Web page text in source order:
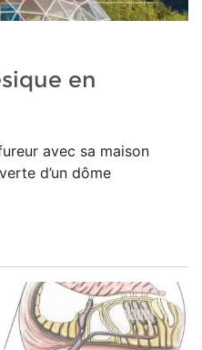
en
avec sa maison
d’un dôme